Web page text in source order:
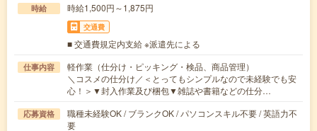
時給 時給1,500円～1,875円
交通費
■ 交通費規定内支給 ※派遣先による
仕事内容
軽作業（仕分け・ピッキング・検品、商品管理）
＼コスメの仕分け／＜とってもシンプルなので未経験でも安
心！＞▼封入作業及び梱包▼雑誌や書籍などの仕分…
応募資格
職種未経験OK / ブランクOK / パソコンスキル不要 / 英語力不
要